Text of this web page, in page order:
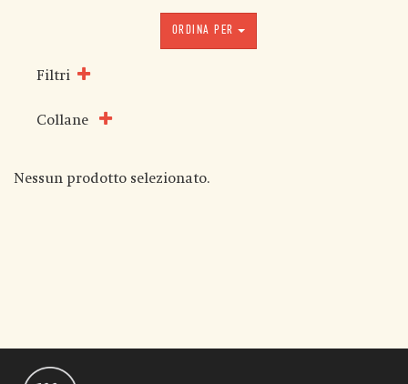
ORDINA PER
Filtri
Collane
Nessun prodotto selezionato.